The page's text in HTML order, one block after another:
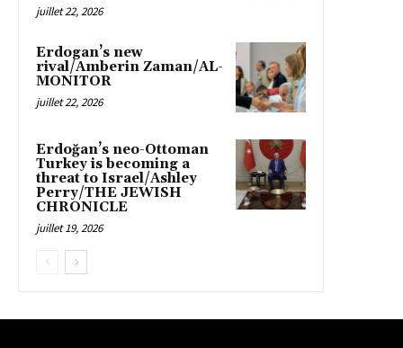
juillet 22, 2026
Erdogan’s new
rival/Amberin Zaman/AL-
MONITOR
juillet 22, 2026
Erdoğan’s neo-Ottoman
Turkey is becoming a
threat to Israel/Ashley
Perry/THE JEWISH
CHRONICLE
juillet 19, 2026